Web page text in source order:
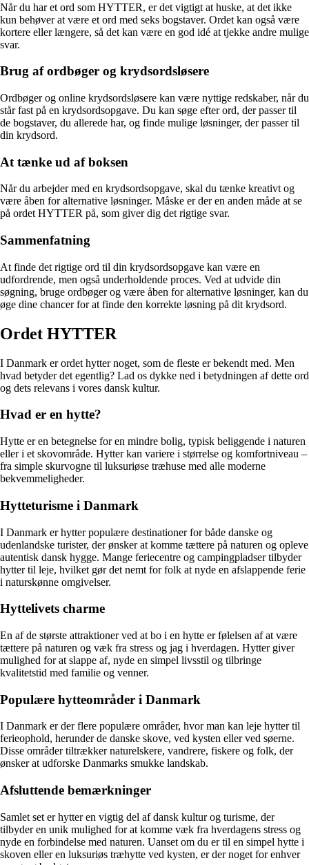
Når du har et ord som HYTTER, er det vigtigt at huske, at det ikke
kun behøver at være et ord med seks bogstaver. Ordet kan også være
kortere eller længere, så det kan være en god idé at tjekke andre mulige
svar.
Brug af ordbøger og krydsordsløsere
Ordbøger og online krydsordsløsere kan være nyttige redskaber, når du
står fast på en krydsordsopgave. Du kan søge efter ord, der passer til
de bogstaver, du allerede har, og finde mulige løsninger, der passer til
din krydsord.
At tænke ud af boksen
Når du arbejder med en krydsordsopgave, skal du tænke kreativt og
være åben for alternative løsninger. Måske er der en anden måde at se
på ordet HYTTER på, som giver dig det rigtige svar.
Sammenfatning
At finde det rigtige ord til din krydsordsopgave kan være en
udfordrende, men også underholdende proces. Ved at udvide din
søgning, bruge ordbøger og være åben for alternative løsninger, kan du
øge dine chancer for at finde den korrekte løsning på dit krydsord.
Ordet HYTTER
I Danmark er ordet hytter noget, som de fleste er bekendt med. Men
hvad betyder det egentlig? Lad os dykke ned i betydningen af dette ord
og dets relevans i vores dansk kultur.
Hvad er en hytte?
Hytte er en betegnelse for en mindre bolig, typisk beliggende i naturen
eller i et skovområde. Hytter kan variere i størrelse og komfortniveau –
fra simple skurvogne til luksuriøse træhuse med alle moderne
bekvemmeligheder.
Hytteturisme i Danmark
I Danmark er hytter populære destinationer for både danske og
udenlandske turister, der ønsker at komme tættere på naturen og opleve
autentisk dansk hygge. Mange feriecentre og campingpladser tilbyder
hytter til leje, hvilket gør det nemt for folk at nyde en afslappende ferie
i naturskønne omgivelser.
Hyttelivets charme
En af de største attraktioner ved at bo i en hytte er følelsen af at være
tættere på naturen og væk fra stress og jag i hverdagen. Hytter giver
mulighed for at slappe af, nyde en simpel livsstil og tilbringe
kvalitetstid med familie og venner.
Populære hytteområder i Danmark
I Danmark er der flere populære områder, hvor man kan leje hytter til
ferieophold, herunder de danske skove, ved kysten eller ved søerne.
Disse områder tiltrækker naturelskere, vandrere, fiskere og folk, der
ønsker at udforske Danmarks smukke landskab.
Afsluttende bemærkninger
Samlet set er hytter en vigtig del af dansk kultur og turisme, der
tilbyder en unik mulighed for at komme væk fra hverdagens stress og
nyde en forbindelse med naturen. Uanset om du er til en simpel hytte i
skoven eller en luksuriøs træhytte ved kysten, er der noget for enhver